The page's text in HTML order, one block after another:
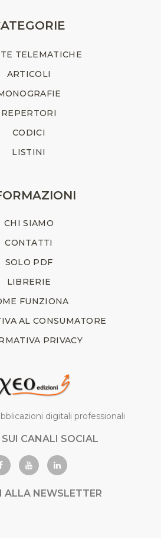
TELEMATICHE
ARTICOLI
REPERTORI
CODICI
LISTINI
CHI SIAMO
CONTATTI
SOLO PDF
LIBRERIE
FUNZIONA
AL CONSUMATORE
PRIVACY
digitali professionali
SUI CANALI SOCIAL
ALLA NEWSLETTER